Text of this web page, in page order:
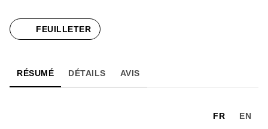
FEUILLETER
RÉSUMÉ DÉTAILS AVIS
FR EN